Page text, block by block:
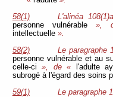
58(1)
L'alinéa
personne vulnérable »,
intellectuelle ».
58(2)
Le paragraphe
personne vulnérable et au
celle-ci», de « l'adulte
subrogé à l'égard des soins
59(1)
Le paragraphe